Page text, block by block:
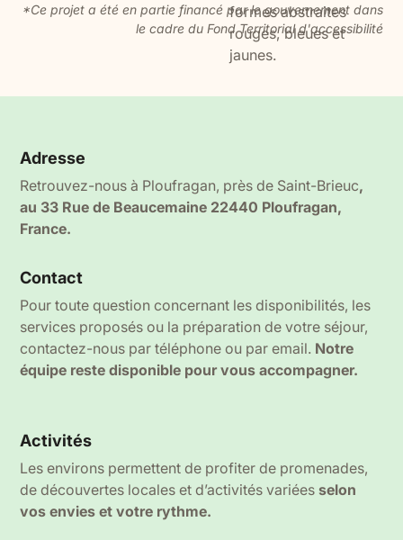
*Ce projet a été en partie financé par le gouvernement dans
le cadre du Fond Territorial d'accessibilité
Adresse
Retrouvez-nous à Ploufragan, près de Saint-Brieuc,
au 33 Rue de Beaucemaine 22440 Ploufragan,
France.
Contact
Pour toute question concernant les disponibilités, les
services proposés ou la préparation de votre séjour,
contactez-nous par téléphone ou par email. Notre
équipe reste disponible pour vous accompagner.
Activités
Les environs permettent de profiter de promenades,
de découvertes locales et d’activités variées selon
vos envies et votre rythme.